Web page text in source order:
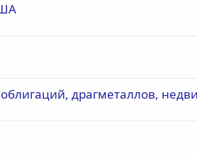
драгметаллов,